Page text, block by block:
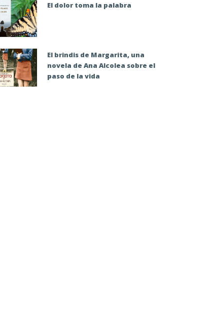
El dolor toma la palabra
El brindis de Margarita, una
novela de Ana Alcolea sobre el
paso de la vida